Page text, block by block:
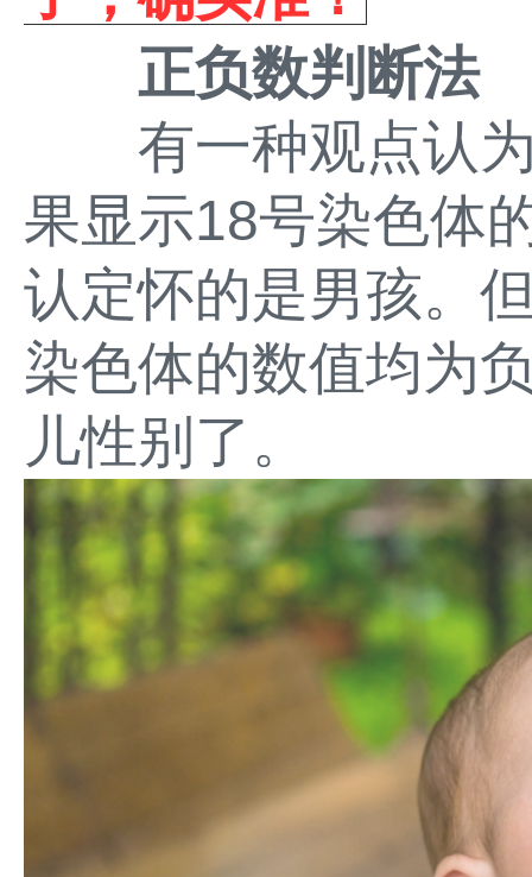
正负数判断法
有一种观点认为
果显示18号染色体
认定怀的是男孩。
染色体的数值均为
儿性别了。